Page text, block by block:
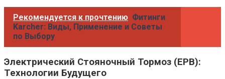
Рекомендуется к прочтению Фитинги
Karcher: Виды, Применение и Советы
по Выбору
Электрический Стояночный Тормоз (EPB):
Технологии Будущего